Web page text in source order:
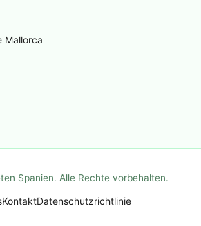
Mallorca
Spanien. Alle Rechte vorbehalten.
KontaktDatenschutzrichtlinie